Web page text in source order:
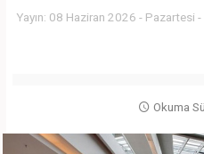
Yayın: 08 Haziran 2026 -
Okuma